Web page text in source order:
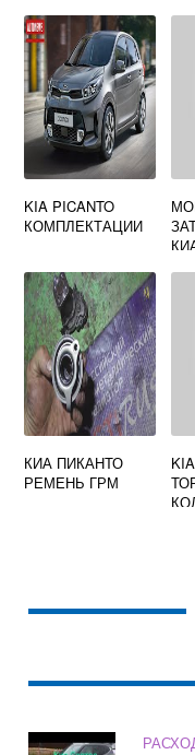
KIA PICANTO
КОМПЛЕКТАЦИИ
КИА ПИКАНТО
РЕМЕНЬ ГРМ